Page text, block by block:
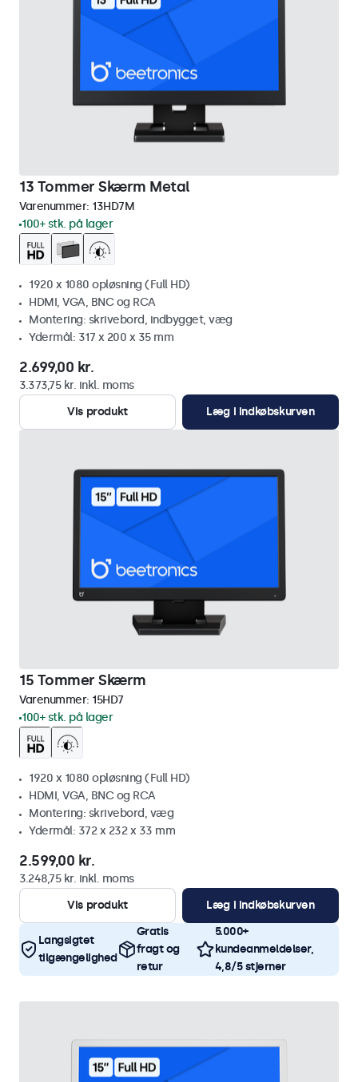
13 Tommer Skærm Metal
Varenummer: 13HD7M
100+ stk. på lager
1920 x 1080 opløsning (Full HD)
HDMI, VGA, BNC og RCA
Montering: skrivebord, indbygget, væg
Ydermål: 317 x 200 x 35 mm
2.699,00 kr.
3.373,75 kr. inkl. moms
Vis produkt
Læg i indkøbskurven
15 Tommer Skærm
Varenummer: 15HD7
100+ stk. på lager
1920 x 1080 opløsning (Full HD)
HDMI, VGA, BNC og RCA
Montering: skrivebord, væg
Ydermål: 372 x 232 x 33 mm
2.599,00 kr.
3.248,75 kr. inkl. moms
Vis produkt
Læg i indkøbskurven
Langsigtet
tilgængelighed
Gratis
fragt og
retur
5.000+
kundeanmeldelser,
4,8/5 stjerner